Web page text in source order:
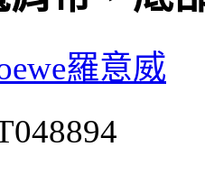
羅意威